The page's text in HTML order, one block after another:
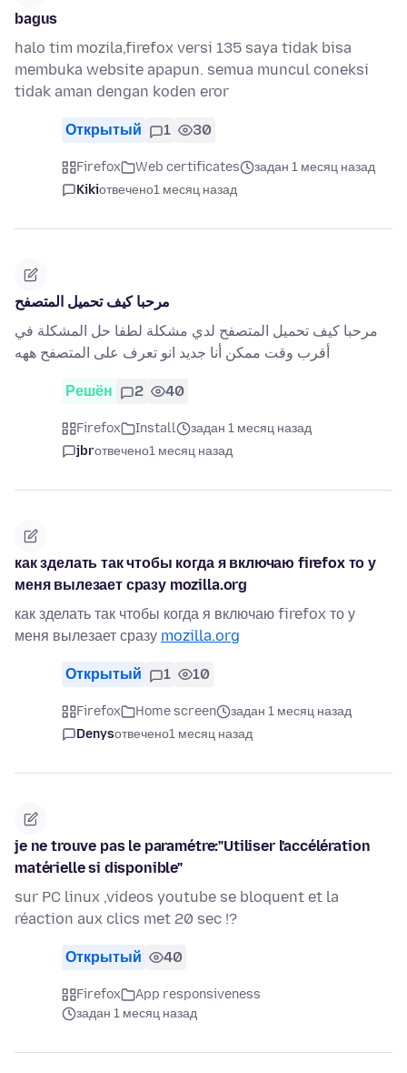
bagus
halo tim mozila,firefox versi 135 saya tidak bisa
membuka website apapun. semua muncul coneksi
tidak aman dengan koden eror
Открытый 1 30
Firefox Web certificates
задан 1 месяц назад
Kikiотвечено1 месяц назад
مرحبا كيف تحميل المتصفح
مرحبا كيف تحميل المتصفح لدي مشكلة لطفا حل المشكلة في
أقرب وقت ممكن أنا جديد انو تعرف على المتصفح ههه
Решён 2 40
Firefox Install
задан 1 месяц назад
jbrотвечено1 месяц назад
как зделать так чтобы когда я включаю firefox то у
меня вылезает сразу mozilla.org
как зделать так чтобы когда я включаю firefox то у
меня вылезает сразу mozilla.org
Открытый 1 10
Firefox Home screen
задан 1 месяц назад
Denysотвечено1 месяц назад
je ne trouve pas le paramétre:"Utiliser l'accélération
matérielle si disponible"
sur PC linux ,videos youtube se bloquent et la
réaction aux clics met 20 sec !?
Открытый 40
Firefox
App responsiveness
задан 1 месяц назад